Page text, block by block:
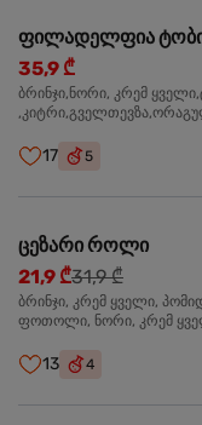
ფილადელფია
35,9 ₾
ბრინჯი,ნორი, კრემ
17 5
ცეზარი როლი
21,9 ₾31,9 ₾
ბრინჯი, კრემ ყველი,
ფოთოლი, ნორი, კრემ
შებოლილი ქათმის ფილე
13 4